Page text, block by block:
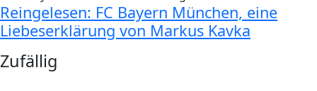
Reingelesen: FC Bayern München, eine
Liebeserklärung von Markus Kavka
Zufällig